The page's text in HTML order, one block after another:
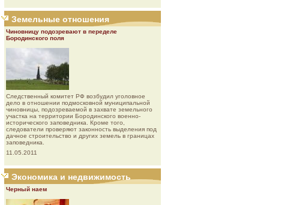
Земельные отношения
Чиновницу подозревают в переделе
Бородинского поля
Следственный комитет РФ возбудил уголовное
дело в отношении подмосковной муниципальной
чиновницы, подозреваемой в захвате земельного
участка на территории Бородинского военно-
исторического заповедника. Кроме того,
следователи проверяют законность выделения под
дачное строительство и других земель в границах
заповедника.
11.05.2011
Экономика и недвижимость
Черный наем